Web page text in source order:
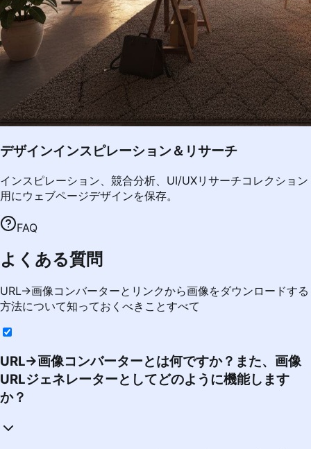
デザインインスピレーション＆リサーチ
インスピレーション、競合分析、UI/UXリサーチコレクション
用にウェブページデザインを保存。
FAQ
よくある質問
URL→画像コンバーターとリンクから画像をダウンロードする
方法について知っておくべきことすべて
URL→画像コンバーターとは何ですか？また、画像
URLジェネレーターとしてどのように機能します
か？